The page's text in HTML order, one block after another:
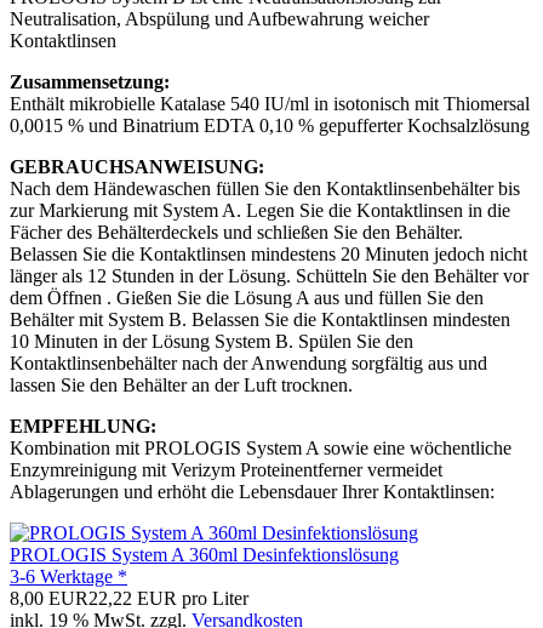
Neutralisation, Abspülung und Aufbewahrung weicher
Kontaktlinsen
Zusammensetzung:
Enthält mikrobielle Katalase 540 IU/ml in isotonisch mit Thiomersal
0,0015 % und Binatrium EDTA 0,10 % gepufferter Kochsalzlösung
GEBRAUCHSANWEISUNG:
Nach dem Händewaschen füllen Sie den Kontaktlinsenbehälter bis
zur Markierung mit System A. Legen Sie die Kontaktlinsen in die
Fächer des Behälterdeckels und schließen Sie den Behälter.
Belassen Sie die Kontaktlinsen mindestens 20 Minuten jedoch nicht
länger als 12 Stunden in der Lösung. Schütteln Sie den Behälter vor
dem Öffnen . Gießen Sie die Lösung A aus und füllen Sie den
Behälter mit System B. Belassen Sie die Kontaktlinsen mindesten
10 Minuten in der Lösung System B. Spülen Sie den
Kontaktlinsenbehälter nach der Anwendung sorgfältig aus und
lassen Sie den Behälter an der Luft trocknen.
EMPFEHLUNG:
Kombination mit PROLOGIS System A sowie eine wöchentliche
Enzymreinigung mit Verizym Proteinentferner vermeidet
Ablagerungen und erhöht die Lebensdauer Ihrer Kontaktlinsen:
PROLOGIS System A 360ml Desinfektionslösung
3-6 Werktage *
8,00 EUR22,22 EUR pro Liter
inkl. 19 % MwSt. zzgl. Versandkosten